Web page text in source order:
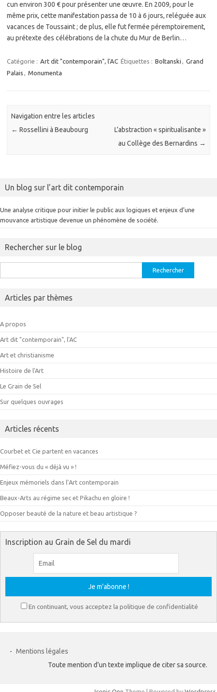
cun en­vi­ron 300 € pour pré­sen­ter une œuvre. En 2009, pour le
même prix, cette ma­ni­fes­ta­tion passa de 10 à 6 jours, re­lé­guée aux
va­cances de Tous­saint ; de plus, elle fut fer­mée pé­remp­toi­re­ment,
au pré­texte des cé­lé­bra­tions de la chute du Mur de Ber­lin…
Catégorie : Art dit "contemporain", l'AC Étiquettes : Boltanski , Grand
Palais , Monumenta
Navigation entre les articles
← Rossellini à Beaubourg
L’abstraction « spiritualisante »
au Collège des Bernardins →
Un blog sur l’art dit contemporain
Une analyse critique pour initier le public aux logiques et enjeux d’une
mouvance artistique devenue un phénomène de société.
Rechercher sur le blog
Articles par thèmes
A propos
Art dit "contemporain", l'AC
Art et christianisme
Histoire de l'Art
Le Grain de Sel
Sur quelques ouvrages
Articles récents
Courbet et Cie partent en vacances
Méfiez-vous du « déjà vu » !
Enjeux mémoriels dans l’Art contemporain
Beaux-Arts au régime sec et Pikachu en gloire !
Opposer beauté de la nature et beau artistique ?
Inscription au Grain de Sel du mardi
En continuant, vous acceptez la politique de confidentialité
- Mentions légales
Toute mention d’un texte implique de citer sa source.